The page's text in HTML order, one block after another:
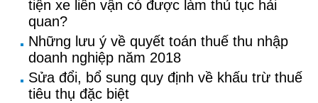
tiện xe liên vận có được làm thủ tục hải
quan?
Những lưu ý về quyết toán thuế thu nhập
doanh nghiệp năm 2018
Sửa đổi, bổ sung quy định về khấu trừ thuế
tiêu thụ đặc biệt